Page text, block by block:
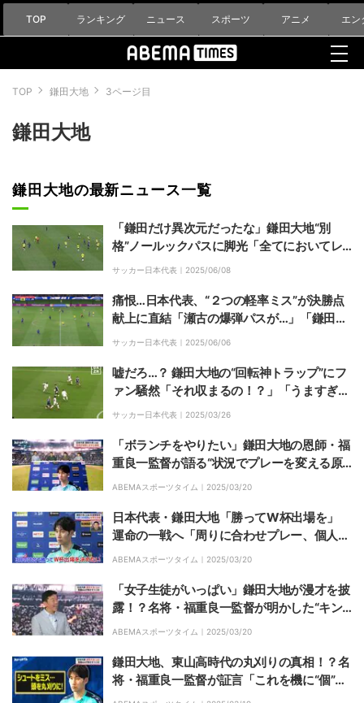
TOP ランキング ニュース スポーツ アニメ エン
TOP 鎌田大地 3ページ目
鎌田大地
鎌田大地の最新ニュース一覧
「鎌田だけ異次元だったな」鎌田大地“別
格”ノールックパスに脚光「全てにおいてレ
ベチ」豪代表FWの一手先を読むワンタッチ
サッカー日本代表｜ 2025/06/08
痛恨…日本代表、“２つの軽率ミス”が決勝点
献上に直結「瀬古の爆弾パスが…」「鎌田が
リスキー」致命的すぎたオーストラリア戦
サッカー日本代表｜ 2025/06/06
嘘だろ…？ 鎌田大地の“回転神トラップ”にフ
ァン騒然「それ収まるの！？」「うますぎて
笑うって」「本当に天才」小野伸二も驚愕し
サッカー日本代表｜ 2025/03/26
「ボランチをやりたい」鎌田大地の恩師・福
重良一監督が語る“状況でプレーを変える原
点”「高校年代からスタイルを身に着けてい
ABEMAスポーツタイム｜ 2025/03/20
日本代表・鎌田大地「勝ってW杯出場を」
運命の一戦へ「周りに合わせプレー、個人と
しては点を取ることも目標」
ABEMAスポーツタイム｜ 2025/03/20
「女子生徒がいっぱい」鎌田大地が漫才を披
露！？名将・福重良一監督が明かした“キン
グ”の高校生活「文化祭でウケてました」
ABEMAスポーツタイム｜ 2025/03/20
鎌田大地、東山高時代の丸刈りの真相！？名
将・福重良一監督が証言「これを機に“個”か
ら“チーム”を意識してくれるように」